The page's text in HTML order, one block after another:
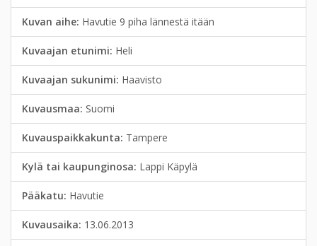
Kuvan aihe: Havutie 9 piha lännestä itään
Kuvaajan etunimi: Heli
Kuvaajan sukunimi: Haavisto
Kuvausmaa: Suomi
Kuvauspaikkakunta: Tampere
Kylä tai kaupunginosa: Lappi Käpylä
Pääkatu: Havutie
Kuvausaika: 13.06.2013